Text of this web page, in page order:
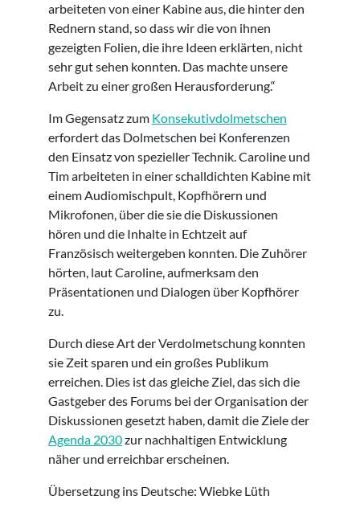
arbeiteten von einer Kabine aus, die hinter den
Rednern stand, so dass wir die von ihnen
gezeigten Folien, die ihre Ideen erklärten, nicht
sehr gut sehen konnten. Das machte unsere
Arbeit zu einer großen Herausforderung.“
Im Gegensatz zum Konsekutivdolmetschen
erfordert das Dolmetschen bei Konferenzen
den Einsatz von spezieller Technik. Caroline und
Tim arbeiteten in einer schalldichten Kabine mit
einem Audiomischpult, Kopfhörern und
Mikrofonen, über die sie die Diskussionen
hören und die Inhalte in Echtzeit auf
Französisch weitergeben konnten. Die Zuhörer
hörten, laut Caroline, aufmerksam den
Präsentationen und Dialogen über Kopfhörer
zu.
Durch diese Art der Verdolmetschung konnten
sie Zeit sparen und ein großes Publikum
erreichen. Dies ist das gleiche Ziel, das sich die
Gastgeber des Forums bei der Organisation der
Diskussionen gesetzt haben, damit die Ziele der
Agenda 2030zur nachhaltigen Entwicklung
näher und erreichbar erscheinen.
Übersetzung ins Deutsche: Wiebke Lüth